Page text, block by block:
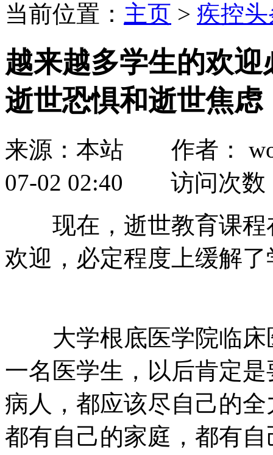
当前位置： 主页 > 疾控
越来越多学生的欢
逝世恐惧和逝世焦虑
来源：本站 作者：
07-02 02:40 访问次数
现在，逝世教育课程
欢迎，必定程度上缓解
大学根底医学院临床
一名医学生，以后肯定
病人，都应该尽自己的
都有自己的家庭，都有